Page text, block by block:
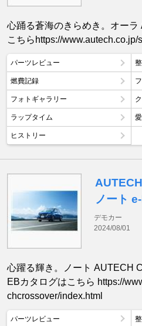
心踊る蒼海のきらめき。オー
こちらhttps://www.autech.co.jp/
パーツレビュー
燃費記録
フォトギャラリー
ラップタイム
ヒストリー
ノート
デモカー
2024/08/01
心躍る輝き。ノート
EBカタログはこちら https://
chcrossover/index.html
パーツレビュー